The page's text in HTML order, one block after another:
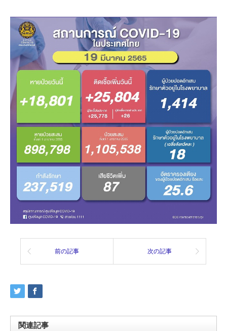
前の記事 次の記事
関連記事